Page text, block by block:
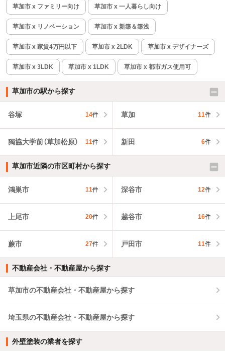
草加市 x ファミリー向け 草加市 x 一人暮らし向け
草加市 x リノベーション 草加市 x 新築＆築浅
草加市 x 家賃4万円以下 草加市 x 2LDK 草加市 x デザイナーズ
草加市 x 3LDK 草加市 x 1LDK 草加市 x 都市ガス使用可
草加市の駅から探す
谷塚 14件 草加 11件
獨協大学前（草加松原） 11件 新田 6件
草加市近隣の市区町村から探す
鴻巣市 11件 深谷市 12件
上尾市 20件 越谷市 16件
蕨市 27件 戸田市 11件
不動産会社・不動産屋から探す
草加市の不動産会社・不動産屋から探す
埼玉県の不動産会社・不動産屋から探す
外壁塗装の業者を探す